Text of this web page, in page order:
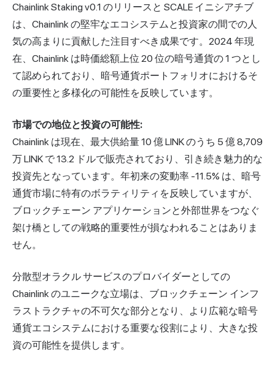
Chainlink Staking v0.1 のリリースと SCALE イニシアチブ
は、Chainlink の堅牢なエコシステムと投資家の間での人
気の高まりに貢献した注目すべき成果です。2024 年現
在、Chainlink は時価総額上位 20 位の暗号通貨の 1 つとし
て認められており、暗号通貨ポートフォリオにおけるそ
の重要性と多様化の可能性を反映しています。
市場での地位と投資の可能性:
Chainlink は現在、最大供給量 10 億 LINK のうち 5 億 8,709
万 LINK で 13.2 ドルで販売されており、引き続き魅力的な
投資先となっています。年初来の変動率 -11.5% は、暗号
通貨市場に特有のボラティリティを反映していますが、
ブロックチェーン アプリケーションと外部世界をつなぐ
架け橋としての戦略的重要性が損なわれることはありま
せん。
分散型オラクル サービスのプロバイダーとしての
Chainlink のユニークな立場は、ブロックチェーン インフ
ラストラクチャの不可欠な部分となり、より広範な暗号
通貨エコシステムにおける重要な役割により、大きな投
資の可能性を提供します。